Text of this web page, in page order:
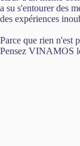
a su s'entourer des
des expériences
Parce que rien n'est
Pensez VINAMOS